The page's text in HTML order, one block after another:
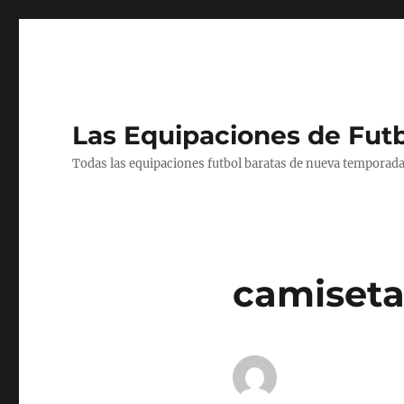
Las Equipaciones de
Todas las equipaciones futbol baratas de nueva